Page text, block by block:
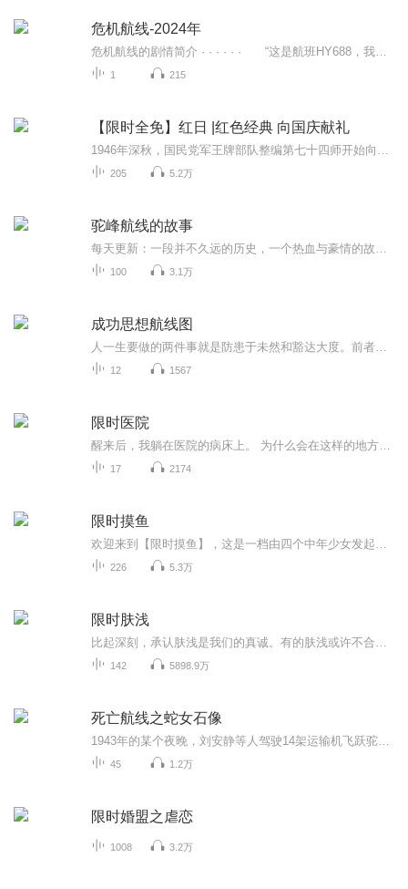
危机航线-2024年
1 215
【限时全免】红日 |红色经典 向国庆献礼
205 5.2万
驼峰航线的故事
100 3.1万
成功思想航线图
12 1567
限时医院
17 2174
限时摸鱼
226 5.3万
限时肤浅
142 5898.9万
死亡航线之蛇女石像
45 1.2万
限时婚盟之虐恋
1008 3.2万